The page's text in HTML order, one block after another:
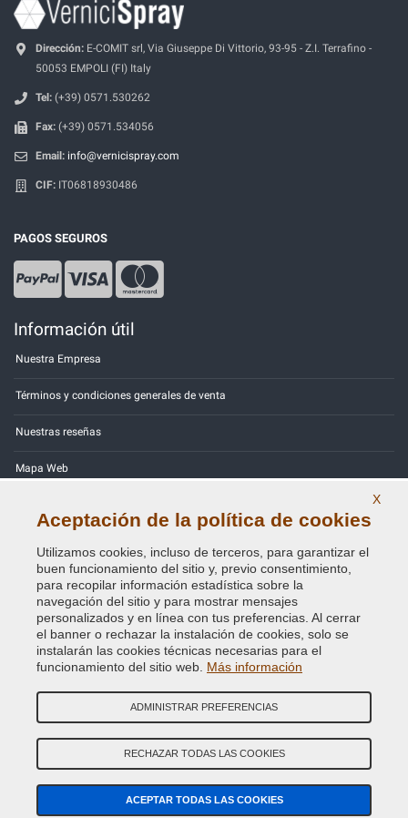
Dirección: E-COMIT srl, Via Giuseppe Di Vittorio, 93-95 - Z.I. Terrafino -
50053 EMPOLI (FI) Italy
Tel: (+39) 0571.530262
Fax: (+39) 0571.534056
Email: info@vernicispray.com
CIF: IT06818930486
PAGOS SEGUROS
Información útil
Nuestra Empresa
Términos y condiciones generales de venta
Nuestras reseñas
Mapa Web
Política de Privacidad - RGPD
Copyright © 2014 - 2026. All Rights Reserved.
Credits:E-COMIT
SÍguenos en nuestras redes sociales
X
Aceptación de la política de cookies
Utilizamos cookies, incluso de terceros, para garantizar el
buen funcionamiento del sitio y, previo consentimiento,
para recopilar información estadística sobre la
navegación del sitio y para mostrar mensajes
personalizados y en línea con tus preferencias. Al cerrar
el banner o rechazar la instalación de cookies, solo se
instalarán las cookies técnicas necesarias para el
funcionamiento del sitio web. Más información
ADMINISTRAR PREFERENCIAS
RECHAZAR TODAS LAS COOKIES
ACEPTAR TODAS LAS COOKIES